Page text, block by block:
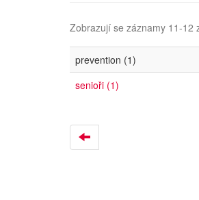
Zobrazují se záznamy 11-12
prevention (1)
senioři (1)